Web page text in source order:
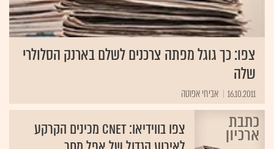
צפו: כך גוגל מפתה צרכנים לשלם בארנק הסלולרי
שלה
16.10.2011 אביחי אפוטה
צפו בווידיאו: Cnet מכינים הקרקע